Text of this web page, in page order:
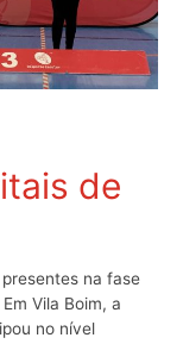
de
na fase
Vila Boim, a
no nível